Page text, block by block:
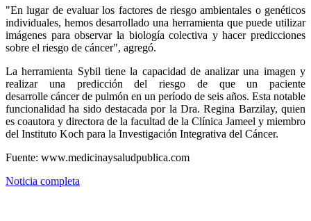
"En lugar de evaluar los factores de riesgo ambientales o genéticos
individuales, hemos desarrollado una herramienta que puede utilizar
imágenes para observar la biología colectiva y hacer predicciones
sobre el riesgo de cáncer", agregó.
La herramienta Sybil tiene la capacidad de analizar una imagen y
realizar una predicción del riesgo de que un paciente
desarrolle cáncer de pulmón en un período de seis años. Esta notable
funcionalidad ha sido destacada por la Dra. Regina Barzilay, quien
es coautora y directora de la facultad de la Clínica Jameel y miembro
del Instituto Koch para la Investigación Integrativa del Cáncer.
Fuente: www.medicinaysaludpublica.com
Noticia completa